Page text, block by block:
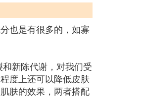
也是有很多的，如寡
新陈代谢，对我们受
度上还可以降低皮肤
肤的效果，两者搭配